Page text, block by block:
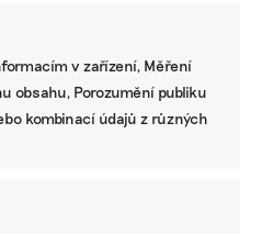
v zařízení, Měření
obsahu, Porozumění publiku
kombinací údajů z různých
povinnost. Udržitelnost je
firmu do budoucna a zvyšovat
říká expertka